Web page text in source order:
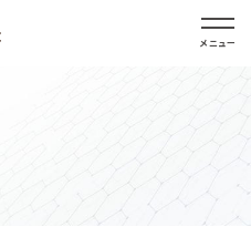
メニュー